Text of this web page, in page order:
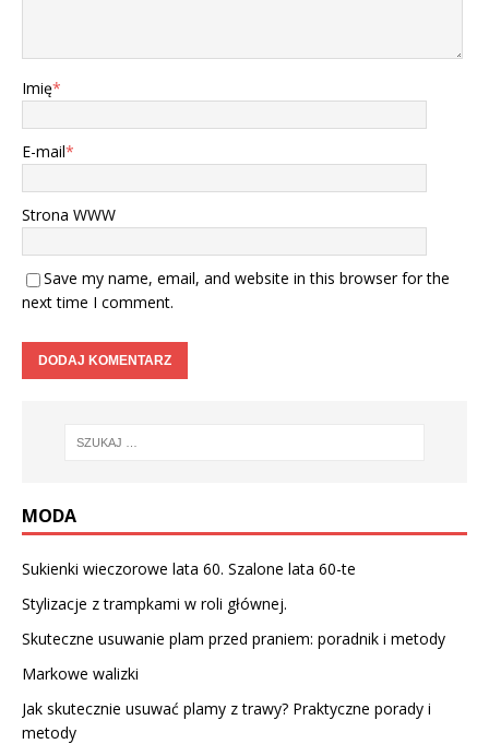
Imię*
E-mail*
Strona WWW
Save my name, email, and website in this browser for the
next time I comment.
MODA
Sukienki wieczorowe lata 60. Szalone lata 60-te
Stylizacje z trampkami w roli głównej.
Skuteczne usuwanie plam przed praniem: poradnik i metody
Markowe walizki
Jak skutecznie usuwać plamy z trawy? Praktyczne porady i
metody